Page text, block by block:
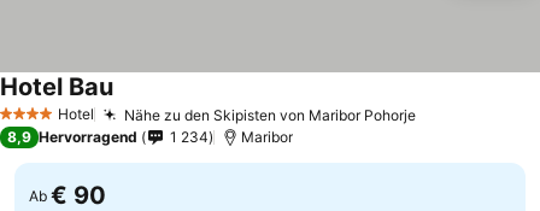
4 Sterne Hotel Nähe zu den Skipisten von Maribor Pohorje
Hotel Bau
8,9 Hervorragend 1 234 Maribor
Ab € 90